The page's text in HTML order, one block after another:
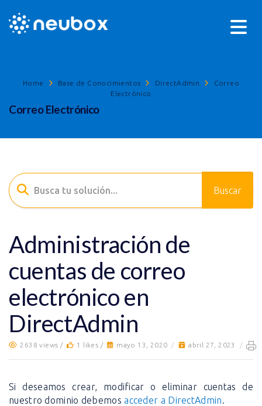
Home Base de Conocimientos DirectAdmin
Correo
Electrónico
Correo Electrónico
Administración de
cuentas de correo
electrónico en
DirectAdmin
2638 views / 1 likes / mayo 13, 2020 / abril 27, 2023 /
Si deseamos crear, modificar o eliminar cuentas de
nuestro dominio debemos acceder a DirectAdmin.